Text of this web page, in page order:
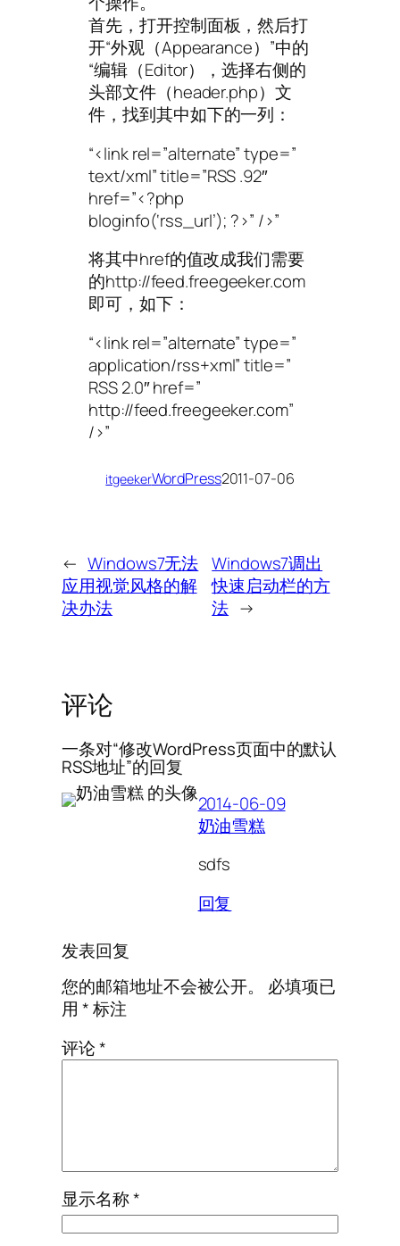
首先，打开控制面板，然后打
开“外观（Appearance）”中的
“编辑（Editor），选择右侧的
头部文件（header.php）文
件，找到其中如下的一列：
“<link rel=”alternate” type=”
text/xml” title=”RSS .92″
href=”<?php
bloginfo(‘rss_url’); ?>” />”
将其中href的值改成我们需要
的http://feed.freegeeker.com
即可，如下：
“<link rel=”alternate” type=”
application/rss+xml” title=”
RSS 2.0″ href=”
http://feed.freegeeker.com”
/>”
itgeekerWordPress2011-07-06
← Windows7无法
应用视觉风格的解
决办法
Windows7调出
快速启动栏的方
法 →
评论
一条对“修改WordPress页面中的默认
RSS地址”的回复
2014-06-09
奶油雪糕
sdfs
回复
发表回复
您的邮箱地址不会被公开。
必填项已
用*标注
评论*
显示名称*